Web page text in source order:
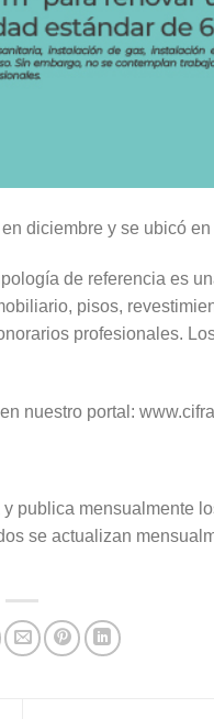
diciembre y se ubicó
de referencia es
pisos,
profesionales.
nuestro portal:
publica mensualmente
se actualizan